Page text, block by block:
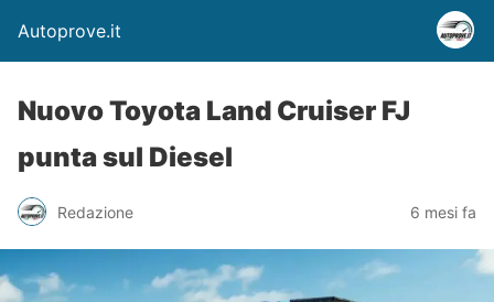
Autoprove.it
Nuovo Toyota Land Cruiser FJ
punta sul Diesel
Redazione 6 mesi fa